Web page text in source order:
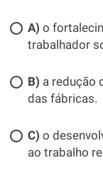
A) o
trabalhador
B) a redução
das fábricas.
C) o
ao trabalho